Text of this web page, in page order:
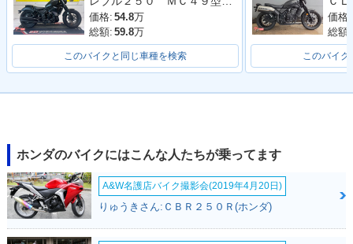
価格: 54.8万
総額: 59.8万
このバイクと同じ車種を検索
価格:
総額:
このバイ
ホンダのバイクにはこんな人たちが乗ってます
A&W名護店バイク撮影会(2019年4月20日)
りゅうきさん:ＣＢＲ２５０Ｒ(ホンダ)